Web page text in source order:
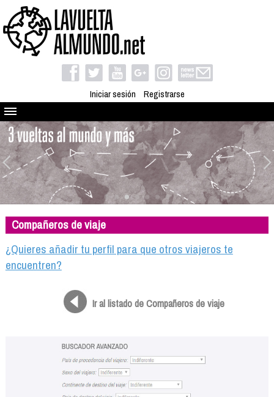
Iniciar sesión Registrarse
Quienes somos
El proyecto
Blog
Viaja con nosotros
Camino solidario
Libros
Compañeros de viaje
Compañeros de viaje
¿Quieres añadir tu perfil para que otros viajeros te
encuentren?
Ir al listado de Compañeros de viaje